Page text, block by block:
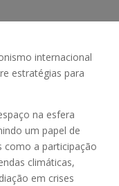
internacional
estratégias para
na esfera
um papel de
como a participação
climáticas,
em crises